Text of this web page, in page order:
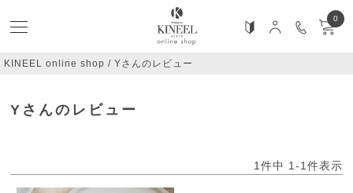
0
KINEEL online shop Yさんのレビュー
Yさんのレビュー
1 件中 1 -1 件表示